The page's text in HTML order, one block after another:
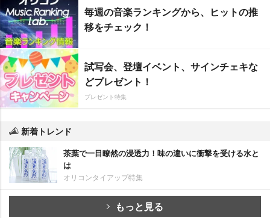
毎週の音楽ランキングから、ヒットの推
移をチェック！
試写会、登壇イベント、サインチェキな
どプレゼント！
プレゼント特集
新着トレンド
茶葉で一目瞭然の浸透力！味の違いに衝撃を受ける水と
は
オリコンタイアップ特集
もっと見る